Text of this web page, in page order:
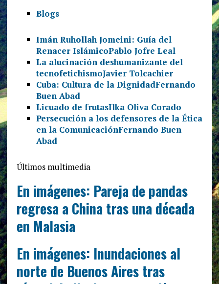
Blogs
Imán Ruhollah Jomeini: Guía del
Renacer IslámicoPablo Jofre Leal
La alucinación deshumanizante del
tecnofetichismoJavier Tolcachier
Cuba: Cultura de la DignidadFernando
Buen Abad
Licuado de frutasIlka Oliva Corado
Persecución a los defensores de la Ética
en la ComunicaciónFernando Buen
Abad
Últimos multimedia
En imágenes: Pareja de pandas
regresa a China tras una década
en Malasia
En imágenes: Inundaciones al
norte de Buenos Aires tras